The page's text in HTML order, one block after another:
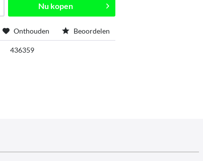
Nu kopen
Onthouden Beoordelen
436359